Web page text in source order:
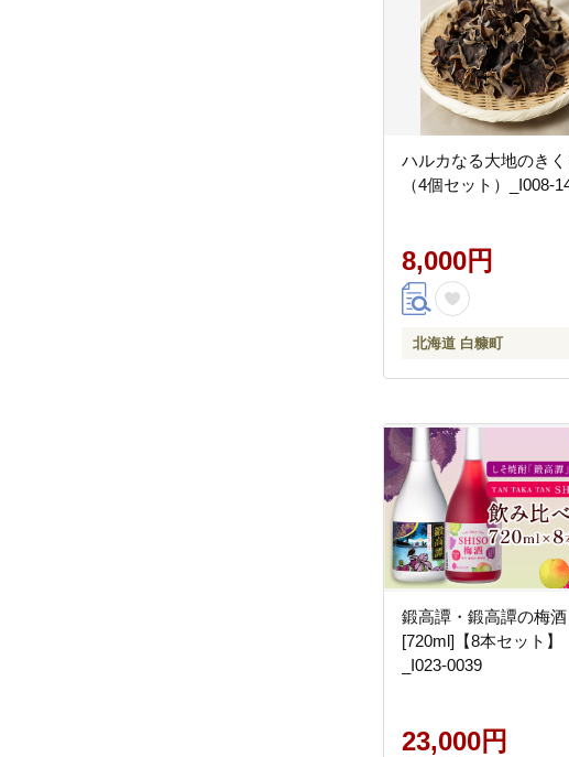
ハルカなる大地のき
（4個セット）_I008-
8,000円
北海道 白糠町
鍛高譚・鍛高譚の梅酒
[720ml]【8本セット】
_I023-0039
23,000円